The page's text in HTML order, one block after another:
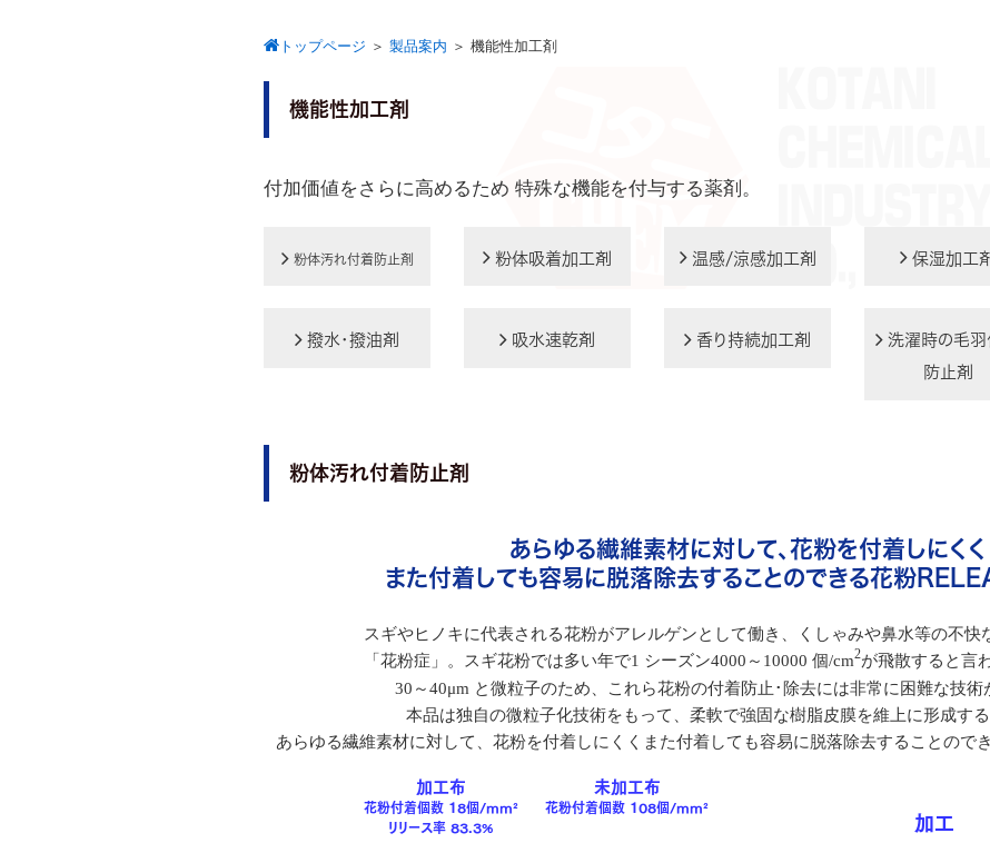
トップページ ＞ 製品案内 ＞ 機能性加工剤
機能性加工剤
付加価値をさらに高めるため 特殊な機能を付与する薬剤。
粉体汚れ付着防止剤 粉体吸着加工剤 温感/涼感加工剤 保湿加工剤
撥水･撥油剤 吸水速乾剤 香り持続加工剤
洗濯時の毛羽
防止剤
粉体汚れ付着防止剤
あらゆる繊維素材に対して、花粉を付着しにくく
また付着しても容易に脱落除去することのできる花粉
スギやヒノキに代表される花粉がアレルゲンとして働き、くしゃみや鼻水等の不快
「花粉症」。スギ花粉では多い年で1 シーズン4000～10000 個/cm2が飛散すると言
30～40μm と微粒子のため、これら花粉の付着防止･除去には非常に困難な技術
本品は独自の微粒子化技術をもって、柔軟で強固な樹脂皮膜を維上に形成する
あらゆる繊維素材に対して、花粉を付着しにくくまた付着しても容易に脱落除去することので
加工布
花粉付着個数 18個/mm²
リリース率 83.3%
未加工布
花粉付着個数 108個/mm²
加工